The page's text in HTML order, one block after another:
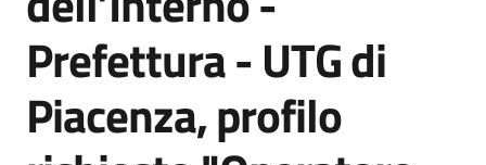
I
centri
per
l'impiego
Lavoro
Prefettura - UTG di
Piacenza, profilo